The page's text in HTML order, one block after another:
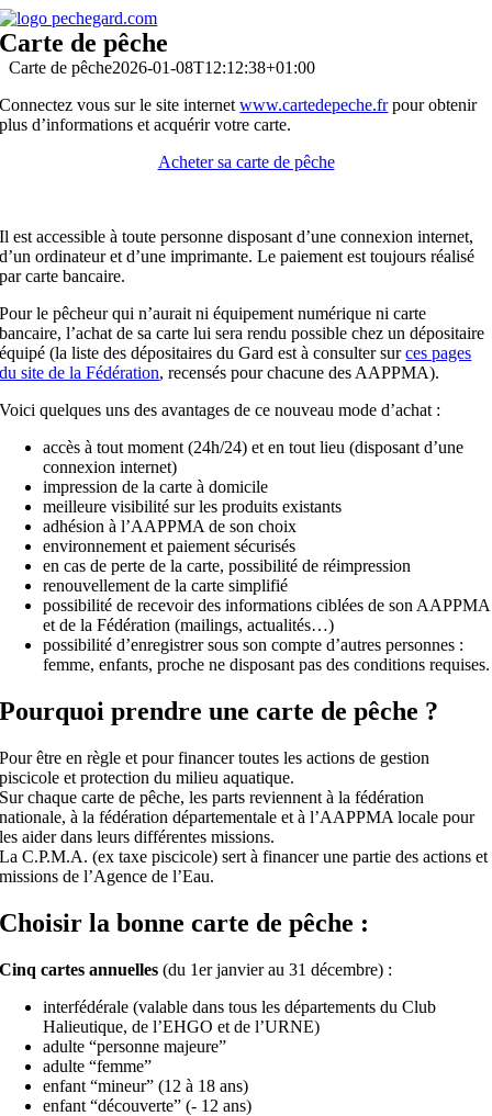
Passer
au
contenu
Carte de pêche
Carte de pêche2026-01-08T12:12:38+01:00
Connectez vous sur le site internetwww.cartedepeche.frpour obtenir
plus d’informations et acquérir votre carte.
Acheter sa carte de pêche
Il est accessible à toute personne disposant d’une connexion internet,
d’un ordinateur et d’une imprimante. Le paiement est toujours réalisé
par carte bancaire.
Pour le pêcheur qui n’aurait ni équipement numérique ni carte
bancaire, l’achat de sa carte lui sera rendu possible chez un dépositaire
équipé (la liste des dépositaires du Gard est à consulter surces pages
du site de la Fédération, recensés pour chacune des AAPPMA).
Voici quelques uns des avantages de ce nouveau mode d’achat :
accès à tout moment (24h/24) et en tout lieu (disposant d’une
connexion internet)
impression de la carte à domicile
meilleure visibilité sur les produits existants
adhésion à l’AAPPMA de son choix
environnement et paiement sécurisés
en cas de perte de la carte, possibilité de réimpression
renouvellement de la carte simplifié
possibilité de recevoir des informations ciblées de son AAPPMA
et de la Fédération (mailings, actualités…)
possibilité d’enregistrer sous son compte d’autres personnes :
femme, enfants, proche ne disposant pas des conditions requises.
Pourquoi prendre une carte de pêche ?
Pour être en règle et pour financer toutes les actions de gestion
piscicole et protection du milieu aquatique.
Sur chaque carte de pêche, les parts reviennent à la fédération
nationale, à la fédération départementale et à l’AAPPMA locale pour
les aider dans leurs différentes missions.
La C.P.M.A. (ex taxe piscicole) sert à financer une partie des actions et
missions de l’Agence de l’Eau.
Choisir la bonne carte de pêche :
Cinq cartes annuelles (du 1er janvier au 31 décembre) :
interfédérale (valable dans tous les départements du Club
Halieutique, de l’EHGO et de l’URNE)
adulte “personne majeure”
adulte “femme”
enfant “mineur” (12 à 18 ans)
enfant “découverte” (- 12 ans)